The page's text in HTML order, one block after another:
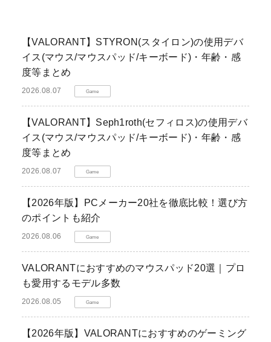
【VALORANT】STYRON(スタイロン)の使用デバ
イス(マウス/マウスパッド/キーボード)・年齢・感
度等まとめ
2026.08.07 Game
【VALORANT】Seph1roth(セフィロス)の使用デバ
イス(マウス/マウスパッド/キーボード)・年齢・感
度等まとめ
2026.08.07 Game
【2026年版】PCメーカー20社を徹底比較！選び方
のポイントも紹介
2026.08.06 Game
VALORANTにおすすめのマウスパッド20選｜プロ
も愛用するモデル多数
2026.08.05 Game
【2026年版】VALORANTにおすすめのゲーミング